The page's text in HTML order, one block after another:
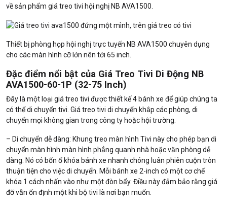
về sản phẩm giá treo tivi hội nghị NB AVA1500.
Thiết bị phòng họp hội nghị trực tuyến NB AVA1500 chuyên dụng
cho các màn hình cỡ lớn nên tới 65 inch.
Đặc điểm nổi bật của Giá Treo Tivi Di Động NB
AVA1500-60-1P (32-75 Inch)
Đây là một loại giá treo tivi được thiết kế 4 bánh xe để giúp chúng ta
có thể di chuyển tivi. Giá treo tivi di chuyển khắp các phòng, di
chuyển mọi không gian trong công ty hoặc hội trường.
– Di chuyển dễ dàng: Khung treo màn hình Tivi này cho phép bạn di
chuyển màn hình màn hình phẳng quanh nhà hoặc văn phòng dễ
dàng. Nó có bốn ổ khóa bánh xe nhanh chóng luân phiên cuộn tròn
thuận tiện cho việc di chuyển. Mỗi bánh xe 2-inch có một cơ chế
khóa 1 cách nhấn vào như một đòn bẩy. Điều này đảm bảo rằng giá
đỡ vẫn ổn định một khi bộ tivi là nơi bạn muốn.